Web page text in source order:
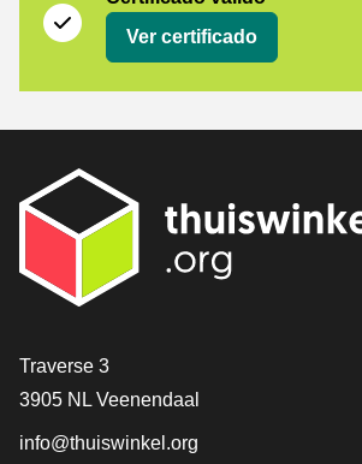
Ver certificado
[_General:Contact]
Traverse 3
3905 NL Veenendaal
info@thuiswinkel.org